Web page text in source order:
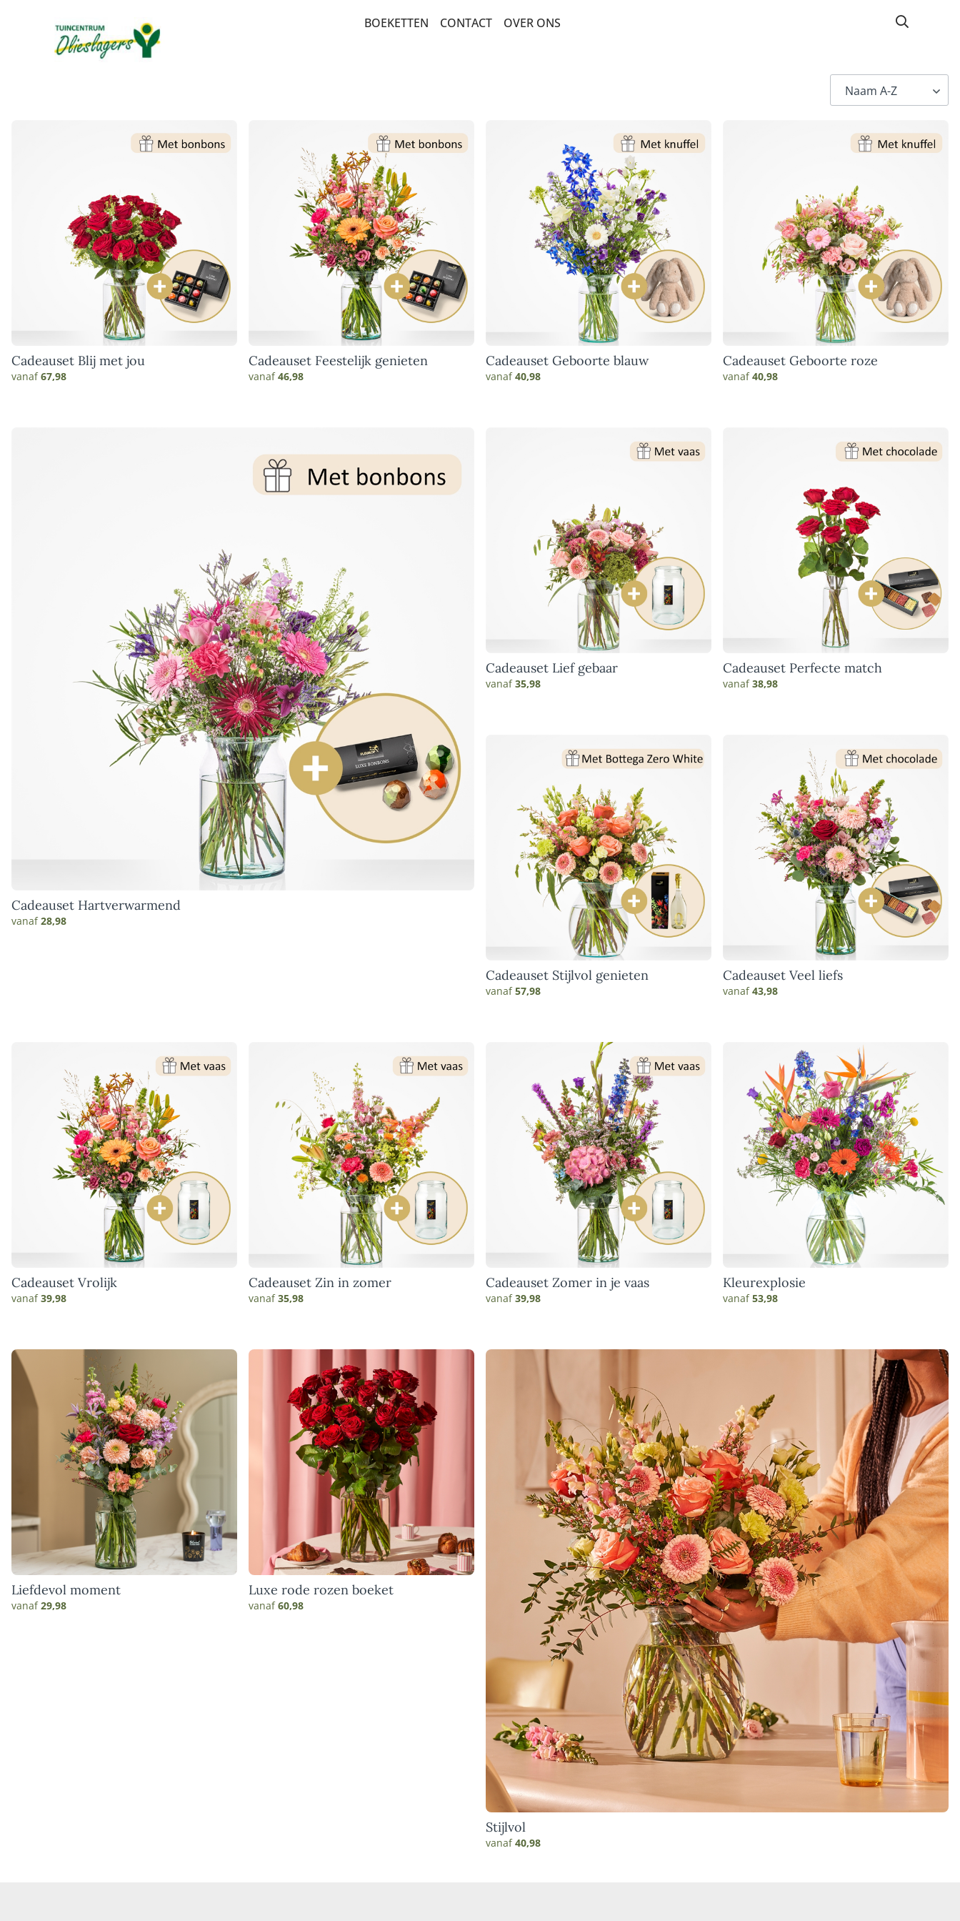
BOEKETTEN
ROUW EN CONDOLEANCE
SEIZOENSBOEKETTEN
VERJAARDAG EN FELICITATIE
MEEST DUURZAME KEUZE
PLANTEN
ROZEN
LUXE-CADEAUBOEKETTEN
CONTACT OVER ONS
Cadeauset Blij met jou
vanaf67,98
Cadeauset Feestelijk genieten
vanaf46,98
Cadeauset Geboorte blauw
vanaf40,98
Cadeauset Geboorte roze
vanaf40,98
Cadeauset Hartverwarmend
vanaf28,98
Cadeauset Lief gebaar
vanaf35,98
Cadeauset Perfecte match
vanaf38,98
Cadeauset Stijlvol genieten
vanaf57,98
Cadeauset Veel liefs
vanaf43,98
Cadeauset Vrolijk
vanaf39,98
Cadeauset Zin in zomer
vanaf35,98
Cadeauset Zomer in je vaas
vanaf39,98
Kleurexplosie
vanaf53,98
Liefdevol moment
vanaf29,98
Luxe rode rozen boeket
vanaf60,98
Stijlvol
vanaf40,98